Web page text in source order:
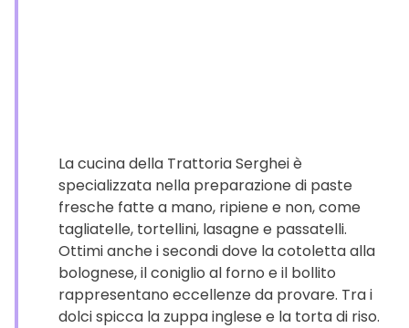
La cucina della Trattoria Serghei è
specializzata nella preparazione di paste
fresche fatte a mano, ripiene e non, come
tagliatelle, tortellini, lasagne e passatelli.
Ottimi anche i secondi dove la cotoletta alla
bolognese, il coniglio al forno e il bollito
rappresentano eccellenze da provare. Tra i
dolci spicca la zuppa inglese e la torta di riso.